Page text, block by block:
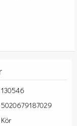
130546
5020679187029
Kör